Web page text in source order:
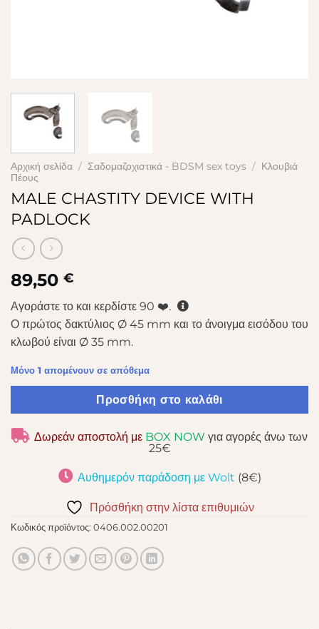
Αρχική σελίδα / Σαδομαζοχιστικά - BDSM sex toys / Κλουβιά
Πέους
MALE CHASTITY DEVICE WITH
PADLOCK
89,50 €
Αγοράστε το και κερδίστε 90 ❤️.
Ο πρώτος δακτύλιος Ø 45 mm και το άνοιγμα εισόδου του
κλωβού είναι Ø 35 mm.
Μόνο 1 απομένουν σε απόθεμα
Προσθήκη στο καλάθι
Δωρεάν αποστολή με BOX NOW για αγορές άνω των
25€
Αυθημερόν παράδοση με Wolt (8€)
Πρόσθήκη στην λίστα επιθυμιών
Κωδικός προϊόντος: 0406.002.00201